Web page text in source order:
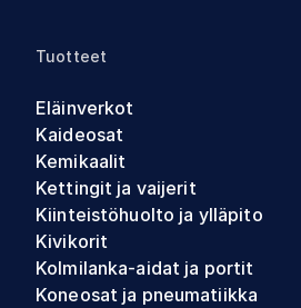
Tuotteet
Eläinverkot
Kaideosat
Kemikaalit
Kettingit ja vaijerit
Kiinteistöhuolto ja ylläpito
Kivikorit
Kolmilanka-aidat ja portit
Koneosat ja pneumatiikka